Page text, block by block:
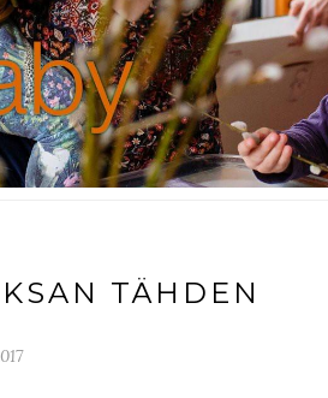
TÄHDEN